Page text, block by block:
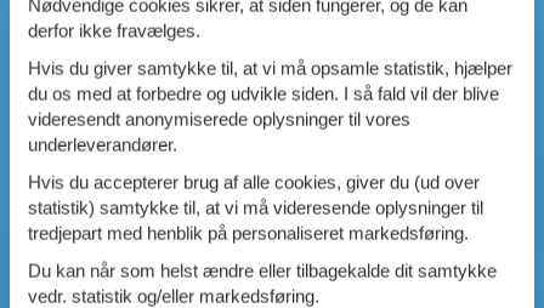
Nødvendige cookies sikrer, at siden fungerer, og de kan
derfor ikke fravælges.
Hvis du giver samtykke til, at vi må opsamle statistik, hjælper
du os med at forbedre og udvikle siden. I så fald vil der blive
videresendt anonymiserede oplysninger til vores
underleverandører.
Hvis du accepterer brug af alle cookies, giver du (ud over
statistik) samtykke til, at vi må videresende oplysninger til
tredjepart med henblik på personaliseret markedsføring.
Du kan når som helst ændre eller tilbagekalde dit samtykke
vedr. statistik og/eller markedsføring.